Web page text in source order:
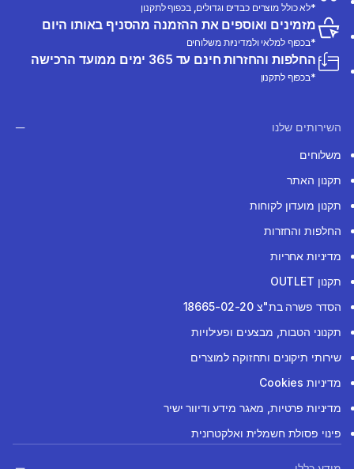
*לא כולל מוצרים כבדים וגדולים, בכפוף לתקנון
מזמינים ואוספים את ההזמנה מהסניף באותו היום
*בכפוף למלאי ולמדיניות משלוחים
החלפות והחזרות חינם עד 365 ימים ממועד הרכישה
*בכפוף לתקנון
השירותים שלנו
משלוחים
תקנון האתר
תקנון מועדון לקוחות
החלפות והחזרות
מדיניות אחריות
תקנון OUTLET
הסדר פשרה בת"צ 18665-02-20
תקנוני הטבות, מבצעים ופעילויות
שירותי תיקונים ותחזוקה למוצרים
מדיניות Cookies
מדיניות פרטיות, מאגר מידע ודיוור ישיר
פינוי פסולת חשמלית ואלקטרונית